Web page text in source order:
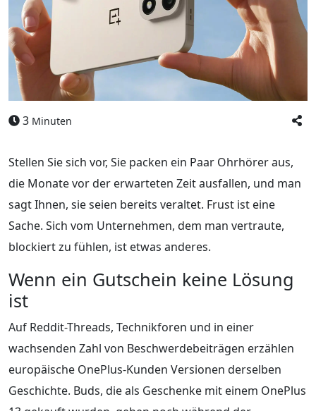
3 Minuten
Stellen Sie sich vor, Sie packen ein Paar Ohrhörer aus,
die Monate vor der erwarteten Zeit ausfallen, und man
sagt Ihnen, sie seien bereits veraltet. Frust ist eine
Sache. Sich vom Unternehmen, dem man vertraute,
blockiert zu fühlen, ist etwas anderes.
Wenn ein Gutschein keine Lösung
ist
Auf Reddit-Threads, Technikforen und in einer
wachsenden Zahl von Beschwerdebeiträgen erzählen
europäische OnePlus-Kunden Versionen derselben
Geschichte. Buds, die als Geschenke mit einem OnePlus